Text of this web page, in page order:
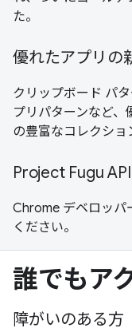
た。
優れたアプリの
クリップボード パ
プリパターンなど
の豊富なコレクショ
Project Fugu
Chrome デベロッパ
ください。
誰でもア
障がいのある方